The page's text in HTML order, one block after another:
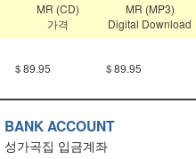
MR (CD)
가격
MR (MP3)
Digital Download
＄89.95 ＄89.95
BANK ACCOUNT
성가곡집 입금계좌